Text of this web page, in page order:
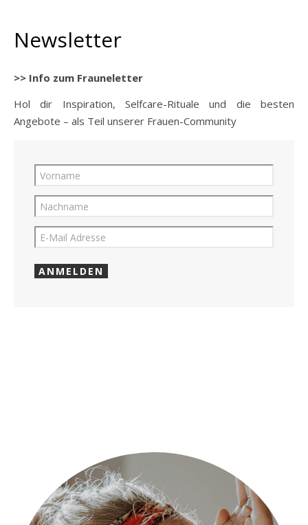
Newsletter
>> Info zum Frauneletter
Hol dir Inspiration, Selfcare-Rituale und die besten
Angebote – als Teil unserer Frauen-Community